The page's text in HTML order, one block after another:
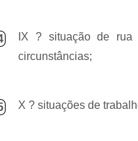
IX ? situação de rua
circunstâncias;
X ? situações de